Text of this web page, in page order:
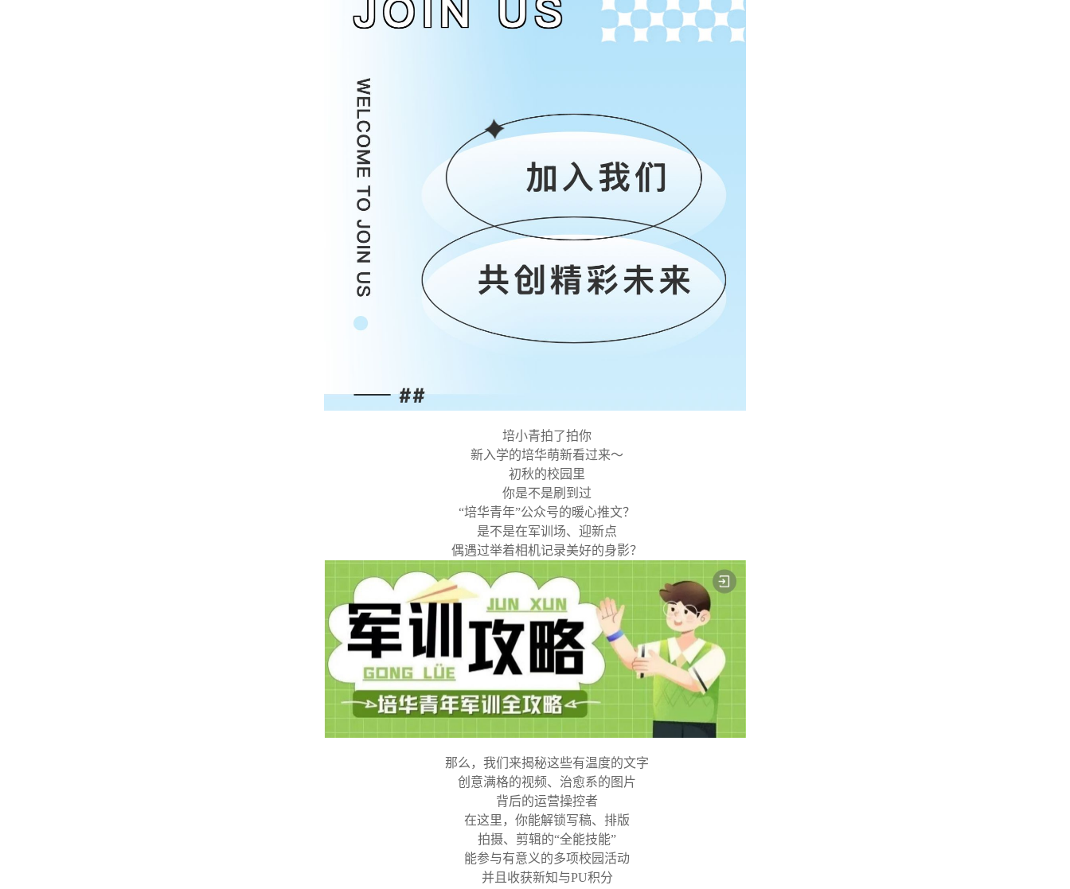
培小青拍了拍你
新入学的培华萌新看过来～
初秋的校园里
你是不是刷到过
“培华青年”公众号的暖心推文？
是不是在军训场、迎新点
偶遇过举着相机记录美好的身影？
那么，我们来揭秘这些有温度的文字
创意满格的视频、治愈系的图片
背后的运营操控者
在这里，你能解锁写稿、排版
拍摄、剪辑的“全能技能”
能参与有意义的多项校园活动
并且收获新知与PU积分